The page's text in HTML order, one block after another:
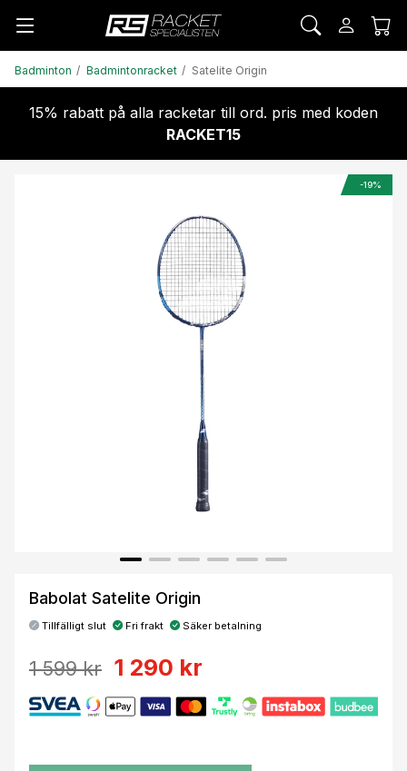
Badminton Badmintonracket Satelite Origin
15% rabatt på alla racketar till ord. pris med koden
RACKET15
-19%
Babolat Satelite Origin
Tillfälligt slut Fri frakt Säker betalning
1 599 kr 1 290 kr